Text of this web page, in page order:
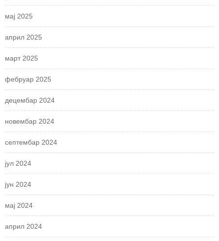
мај 2025
април 2025
март 2025
фебруар 2025
децембар 2024
новембар 2024
септембар 2024
јул 2024
јун 2024
мај 2024
април 2024